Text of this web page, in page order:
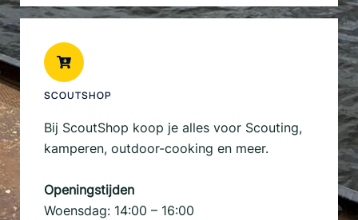
SCOUTSHOP
Bij ScoutShop koop je alles voor Scouting,
kamperen, outdoor-cooking en meer.
Openingstijden
Woensdag: 14:00 – 16:00